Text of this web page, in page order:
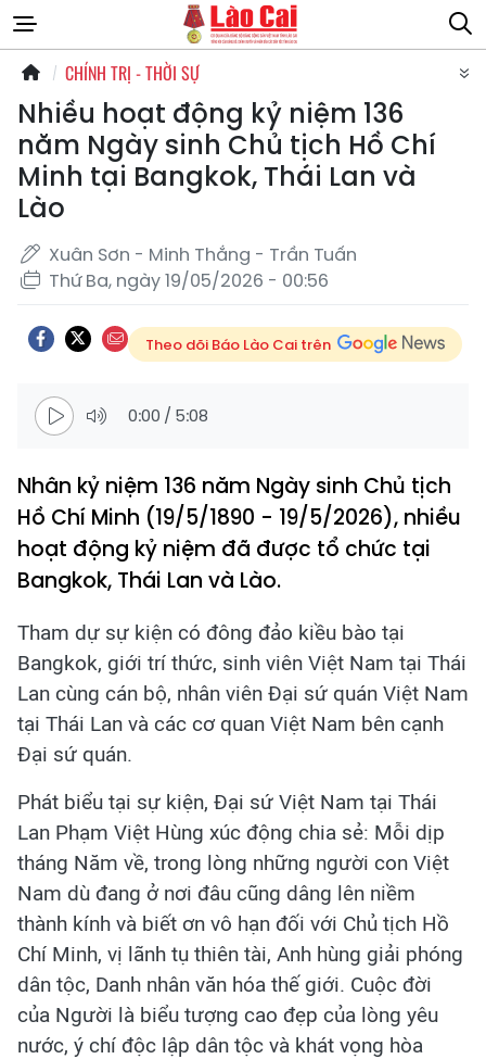
CHÍNH TRỊ - THỜI SỰ
Nhiều hoạt động kỷ niệm 136
năm Ngày sinh Chủ tịch Hồ Chí
Minh tại Bangkok, Thái Lan và
Lào
Xuân Sơn - Minh Thắng - Trần Tuấn
Thứ Ba, ngày 19/05/2026 - 00:56
Theo dõi Báo Lào Cai trên
0:00 / 5:08
Nhân kỷ niệm 136 năm Ngày sinh Chủ tịch
Hồ Chí Minh (19/5/1890 - 19/5/2026), nhiều
hoạt động kỷ niệm đã được tổ chức tại
Bangkok, Thái Lan và Lào.
Tham dự sự kiện có đông đảo kiều bào tại
Bangkok, giới trí thức, sinh viên Việt Nam tại Thái
Lan cùng cán bộ, nhân viên Đại sứ quán Việt Nam
tại Thái Lan và các cơ quan Việt Nam bên cạnh
Đại sứ quán.
Phát biểu tại sự kiện, Đại sứ Việt Nam tại Thái
Lan Phạm Việt Hùng xúc động chia sẻ: Mỗi dịp
tháng Năm về, trong lòng những người con Việt
Nam dù đang ở nơi đâu cũng dâng lên niềm
thành kính và biết ơn vô hạn đối với Chủ tịch Hồ
Chí Minh, vị lãnh tụ thiên tài, Anh hùng giải phóng
dân tộc, Danh nhân văn hóa thế giới. Cuộc đời
của Người là biểu tượng cao đẹp của lòng yêu
nước, ý chí độc lập dân tộc và khát vọng hòa